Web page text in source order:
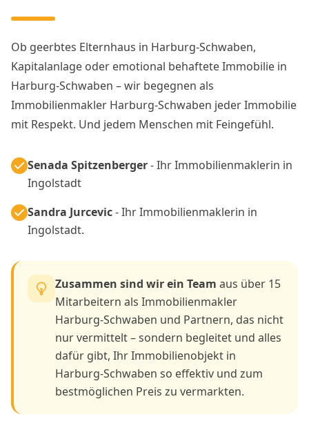
Ob geerbtes Elternhaus in Harburg-Schwaben,
Kapitalanlage oder emotional behaftete Immobilie in
Harburg-Schwaben – wir begegnen als
Immobilienmakler Harburg-Schwaben jeder Immobilie
mit Respekt. Und jedem Menschen mit Feingefühl.
Senada Spitzenberger- Ihr Immobilienmaklerin in
Ingolstadt
Sandra Jurcevic- Ihr Immobilienmaklerin in
Ingolstadt.
Zusammen sind wir ein Team aus über 15
Mitarbeitern als Immobilienmakler
Harburg-Schwaben und Partnern, das nicht
nur vermittelt – sondern begleitet und alles
dafür gibt, Ihr Immobilienobjekt in
Harburg-Schwaben so effektiv und zum
bestmöglichen Preis zu vermarkten.